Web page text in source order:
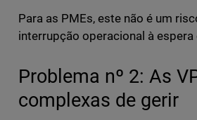
Para as PMEs, este não é um
interrupção operacional à espera
Problema nº 2: As
complexas de gerir